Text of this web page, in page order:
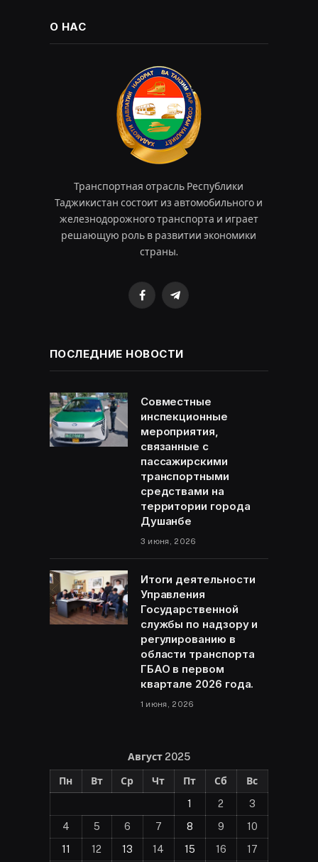
О НАС
Транспортная отрасль Республики
Таджикистан состоит из автомобильного и
железнодорожного транспорта и играет
решающую роль в развитии экономики
страны.
FacebookTelegram
ПОСЛЕДНИЕ НОВОСТИ
Совместные
инспекционные
мероприятия,
связанные с
пассажирскими
транспортными
средствами на
территории города
Душанбе
3 июня, 2026
Итоги деятельности
Управления
Государственной
службы по надзору и
регулированию в
области транспорта
ГБАО в первом
квартале 2026 года.
1 июня, 2026
Август 2025
Пн Вт Ср Чт Пт Сб
Вс
1
2
3
4
5 6 7 8 9
10
11
12 13 14 15 16 17